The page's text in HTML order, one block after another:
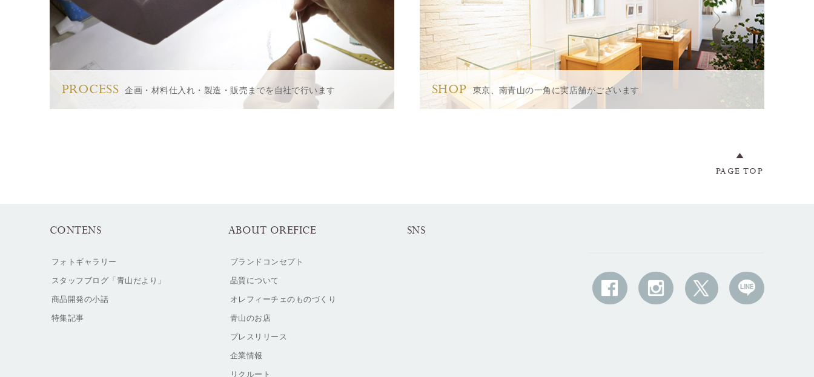
PROCESS 企画・材料仕入れ・製造・販売までを自社で行います SHOP 東京、南青山の一角に実店舗がございます
PAGE TOP
CONTENS
フォトギャラリー
スタッフブログ「青山だより」
商品開発の小話
特集記事
ABOUT OREFICE
ブランドコンセプト
品質について
オレフィーチェのものづくり
青山のお店
プレスリリース
企業情報
リクルート
SNS